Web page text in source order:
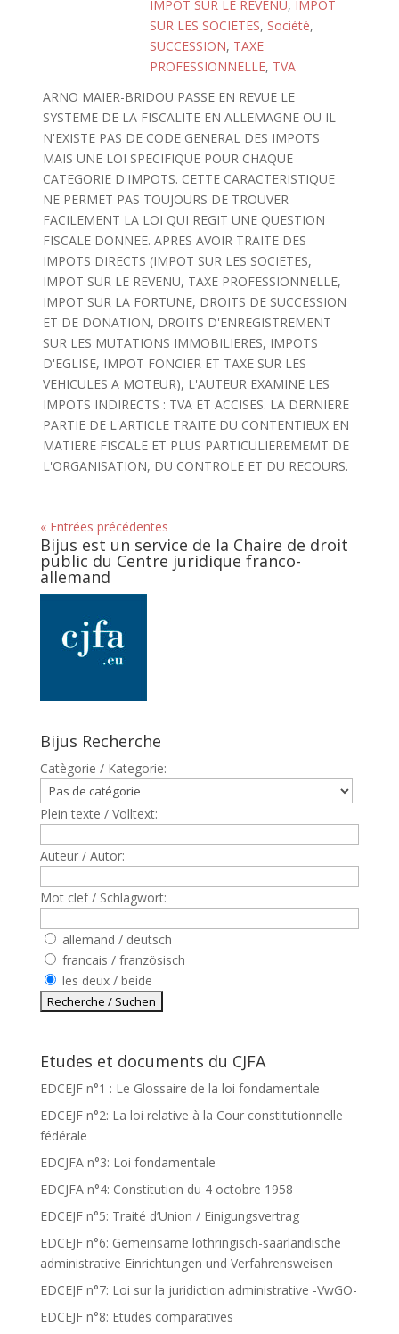
IMPOT SUR LE REVENU, IMPOT
SUR LES SOCIETES, Société,
SUCCESSION, TAXE
PROFESSIONNELLE, TVA
ARNO MAIER-BRIDOU PASSE EN REVUE LE
SYSTEME DE LA FISCALITE EN ALLEMAGNE OU IL
N'EXISTE PAS DE CODE GENERAL DES IMPOTS
MAIS UNE LOI SPECIFIQUE POUR CHAQUE
CATEGORIE D'IMPOTS. CETTE CARACTERISTIQUE
NE PERMET PAS TOUJOURS DE TROUVER
FACILEMENT LA LOI QUI REGIT UNE QUESTION
FISCALE DONNEE. APRES AVOIR TRAITE DES
IMPOTS DIRECTS (IMPOT SUR LES SOCIETES,
IMPOT SUR LE REVENU, TAXE PROFESSIONNELLE,
IMPOT SUR LA FORTUNE, DROITS DE SUCCESSION
ET DE DONATION, DROITS D'ENREGISTREMENT
SUR LES MUTATIONS IMMOBILIERES, IMPOTS
D'EGLISE, IMPOT FONCIER ET TAXE SUR LES
VEHICULES A MOTEUR), L'AUTEUR EXAMINE LES
IMPOTS INDIRECTS : TVA ET ACCISES. LA DERNIERE
PARTIE DE L'ARTICLE TRAITE DU CONTENTIEUX EN
MATIERE FISCALE ET PLUS PARTICULIEREMEMT DE
L'ORGANISATION, DU CONTROLE ET DU RECOURS.
« Entrées précédentes
Bijus est un service de la Chaire de droit
public du Centre juridique franco-
allemand
Bijus Recherche
Catègorie / Kategorie:
Plein texte / Volltext:
Auteur / Autor:
Mot clef / Schlagwort:
allemand / deutsch
francais / französisch
les deux / beide
Etudes et documents du CJFA
EDCEJF n°1 : Le Glossaire de la loi fondamentale
EDCEJF n°2: La loi relative à la Cour constitutionnelle
fédérale
EDCJFA n°3: Loi fondamentale
EDCJFA n°4: Constitution du 4 octobre 1958
EDCEJF n°5: Traité d’Union / Einigungsvertrag
EDCEJF n°6: Gemeinsame lothringisch-saarländische
administrative Einrichtungen und Verfahrensweisen
EDCEJF n°7: Loi sur la juridiction administrative -VwGO-
EDCEJF n°8: Etudes comparatives